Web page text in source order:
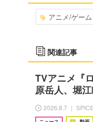
アニメ/ゲーム
関連記事
TVアニメ『
原岳人、堀
2026.8.7 ｜